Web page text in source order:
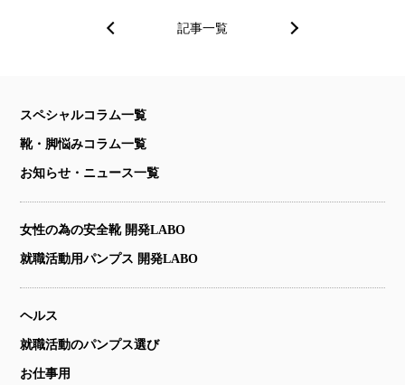
記事一覧
スペシャルコラム一覧
靴・脚悩みコラム一覧
お知らせ・ニュース一覧
女性の為の安全靴 開発LABO
就職活動用パンプス 開発LABO
ヘルス
就職活動のパンプス選び
お仕事用